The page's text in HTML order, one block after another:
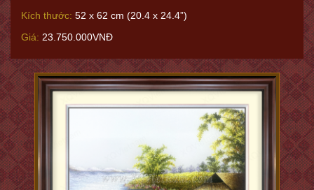
Kích thước: 52 x 62 cm (20.4 x 24.4”)
Giá: 23.750.000VNĐ